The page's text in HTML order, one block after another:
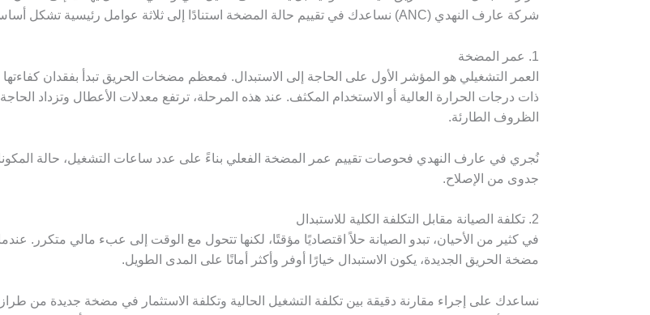
شركة عارف النهدي (ANC) نساعدك في تقييم حالة المضخة استنادًا إلى ثلاثة عوامل رئيسية تشكل أساس القرار الصحيح.
1. عمر المضخة
ذات درجات الحرارة العالية أو الاستخدام المكثف. عند هذه المرحلة، ترتفع معدلات الأعطال وتزداد
الظروف الطارئة.
نُجري في عارف النهدي فحوصات تقييم عمر المضخة الفعلي بناءً على عدد ساعات التشغيل، حالة المكونات
جدوى من الإصلاح.
2. تكلفة الصيانة مقابل التكلفة الكلية للاستبدال
مضخة الحريق الجديدة، يكون الاستبدال خيارًا أوفر وأكثر أمانًا على المدى الطويل.